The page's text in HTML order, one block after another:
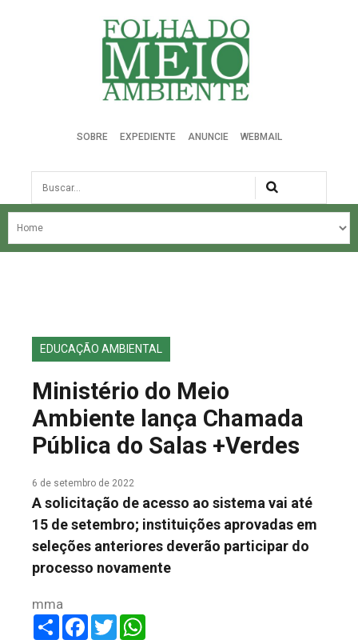
Folha do Meio Ambiente
SOBRE EXPEDIENTE ANUNCIE WEBMAIL
Busca
NOSSA HISTÓRIA
EDIÇÕES ANTERIORES
FALE CONOSCO
EDUCAÇÃO AMBIENTAL
Ministério do Meio
Ambiente lança Chamada
Pública do Salas +Verdes
6 de setembro de 2022
A solicitação de acesso ao sistema vai até
15 de setembro; instituições aprovadas em
seleções anteriores deverão participar do
processo novamente
mma
ShareFacebook
Twitter